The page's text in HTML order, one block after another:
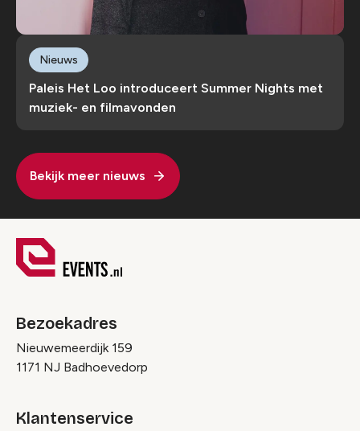
Paleis Het Loo introduceert Summer Nights met
muziek- en filmavonden
Nieuws
Bekijk meer nieuws
Bezoekadres
Nieuwemeerdijk 159
1171 NJ Badhoevedorp
Klantenservice